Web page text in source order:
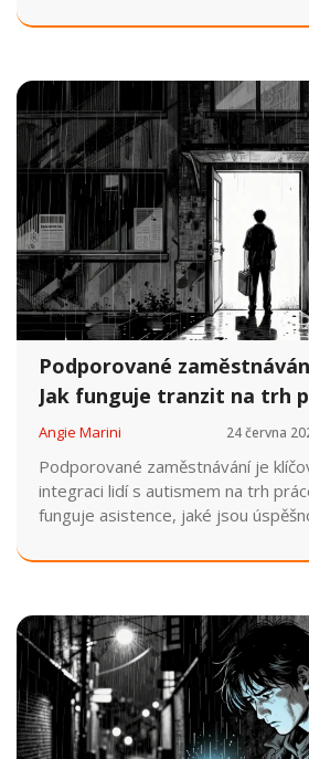
Podporované
Jak funguje tranzit na trh
Angie Marini 24 června
Podporované zaměstnávání je
integraci lidí s autismem na trh
funguje asistence, jaké jsou
jako NAUTIS.